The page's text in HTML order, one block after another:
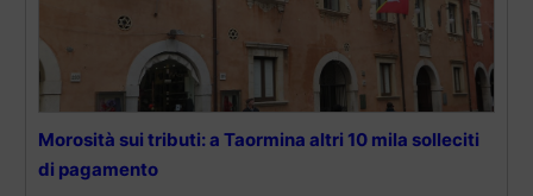
Morosità sui tributi: a Taormina altri 10 mila solleciti
di pagamento